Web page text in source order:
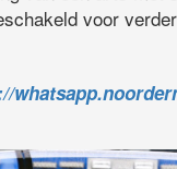
voor